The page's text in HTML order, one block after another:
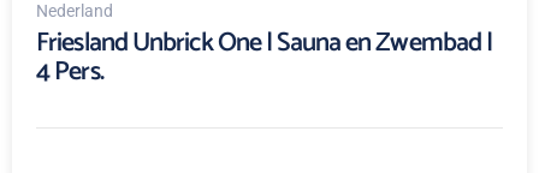
Nederland
Friesland Unbrick One | Sauna en Zwembad |
4 Pers.